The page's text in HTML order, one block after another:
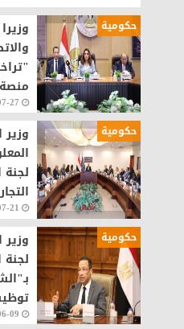
حكومية
27
حكومية
وزير
21
حكومية
وزير
في09